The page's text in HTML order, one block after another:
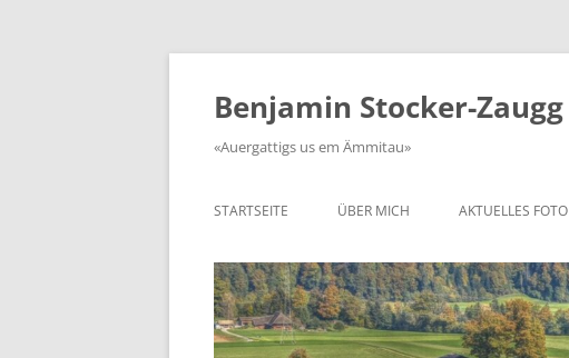
Zum
springen
Benjamin Stocker-Zaugg
«Auergattigs us em Ämmitau»
STARTSEITE ÜBER MICH AKTUELLES FOTO